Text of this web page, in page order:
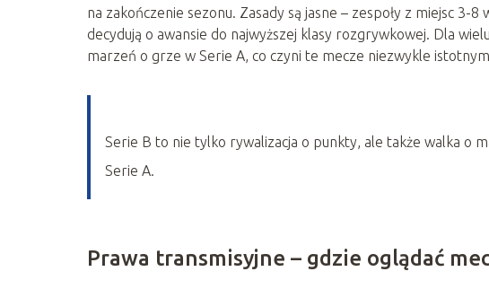
na zakończenie sezonu. Zasady są jasne – zespoły z miejsc
decydują o awansie do najwyższej klasy rozgrywkowej. Dla
marzeń o grze w Serie A, co czyni te mecze niezwykle
Serie B to nie tylko rywalizacja o punkty, ale także walka o
Serie A.
Prawa transmisyjne – gdzie oglądać